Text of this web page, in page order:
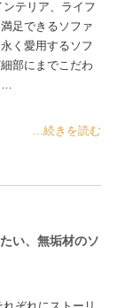
テリア、ライフ
足できるソファ
く愛用するソフ
部にまでこだわ
...続きを読む
い、無垢材のソ